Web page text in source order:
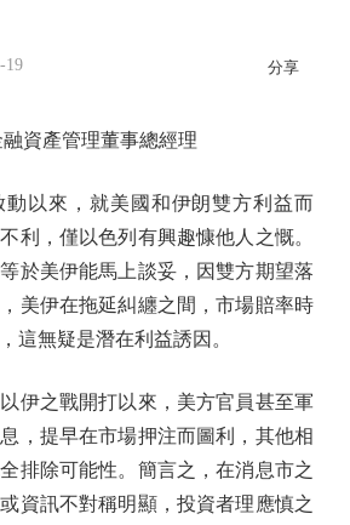
19 分享
資產管理董事總經理
以來，就美國和伊朗雙方利益而
利，僅以色列有興趣慷他人之慨。
於美伊能馬上談妥，因雙方期望落
美伊在拖延糾纏之間，市場賠率時
這無疑是潛在利益誘因。
之戰開打以來，美方官員甚至軍
，提早在市場押注而圖利，其他相
排除可能性。簡言之，在消息市之
資訊不對稱明顯，投資者理應慎之